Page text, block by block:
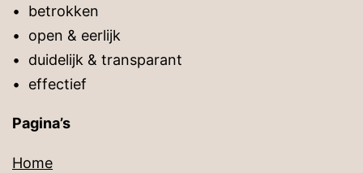
• betrokken
• open & eerlijk
• duidelijk & transparant
• effectief
Pagina’s
Home